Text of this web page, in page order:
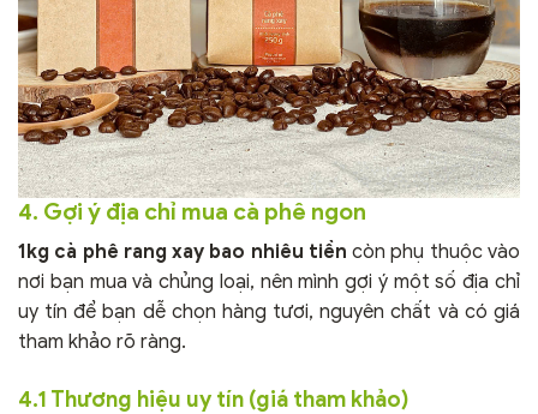
4. Gợi ý địa chỉ mua cà phê ngon
1kg cà phê rang xay bao nhiêu tiền còn phụ thuộc vào
nơi bạn mua và chủng loại, nên mình gợi ý một số địa chỉ
uy tín để bạn dễ chọn hàng tươi, nguyên chất và có giá
tham khảo rõ ràng.
4.1 Thương hiệu uy tín (giá tham khảo)